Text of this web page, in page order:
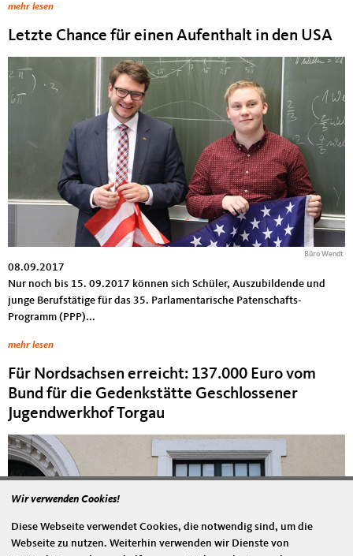
mehr lesen
Letzte Chance für einen Aufenthalt in den USA
Büro Wendt
08.09.2017
Nur noch bis 15. 09.2017 können sich Schüler, Auszubildende und
junge Berufstätige für das 35. Parlamentarische Patenschafts-
Programm (PPP)...
mehr lesen
Für Nordsachsen erreicht: 137.000 Euro vom
Bund für die Gedenkstätte Geschlossener
Jugendwerkhof Torgau
Wir verwenden Cookies!
Diese Webseite verwendet Cookies, die notwendig sind, um die
Webseite zu nutzen. Weiterhin verwenden wir Dienste von